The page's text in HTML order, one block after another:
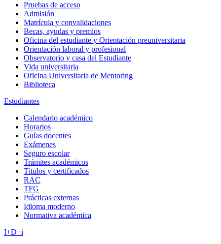
Pruebas de acceso
Admisión
Matrícula y convalidaciones
Becas, ayudas y premios
Oficina del estudiante y Orientación preuniversitaria
Orientación laboral y profesional
Observatorio y casa del Estudiante
Vida universitaria
Oficina Universitaria de Mentoring
Biblioteca
Estudiantes
Calendario académico
Horarios
Guías docentes
Exámenes
Seguro escolar
Trámites académicos
Títulos y certificados
RAC
TFG
Prácticas externas
Idioma moderno
Normativa académica
I+D+i